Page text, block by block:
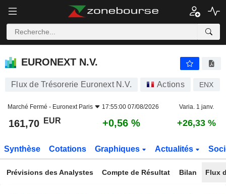
EURONEXT N.V.
EURONEXT N.V.
Flux de Trésorerie Euronext N.V. Actions ENX
Marché Fermé - Euronext Paris 17:55:00 07/08/2026 Varia. 1 janv.
161,70 EUR +0,56 % +26,33 %
Synthèse Cotations Graphiques Actualités
Prévisions des Analystes Compte de Résultat Bilan Flux